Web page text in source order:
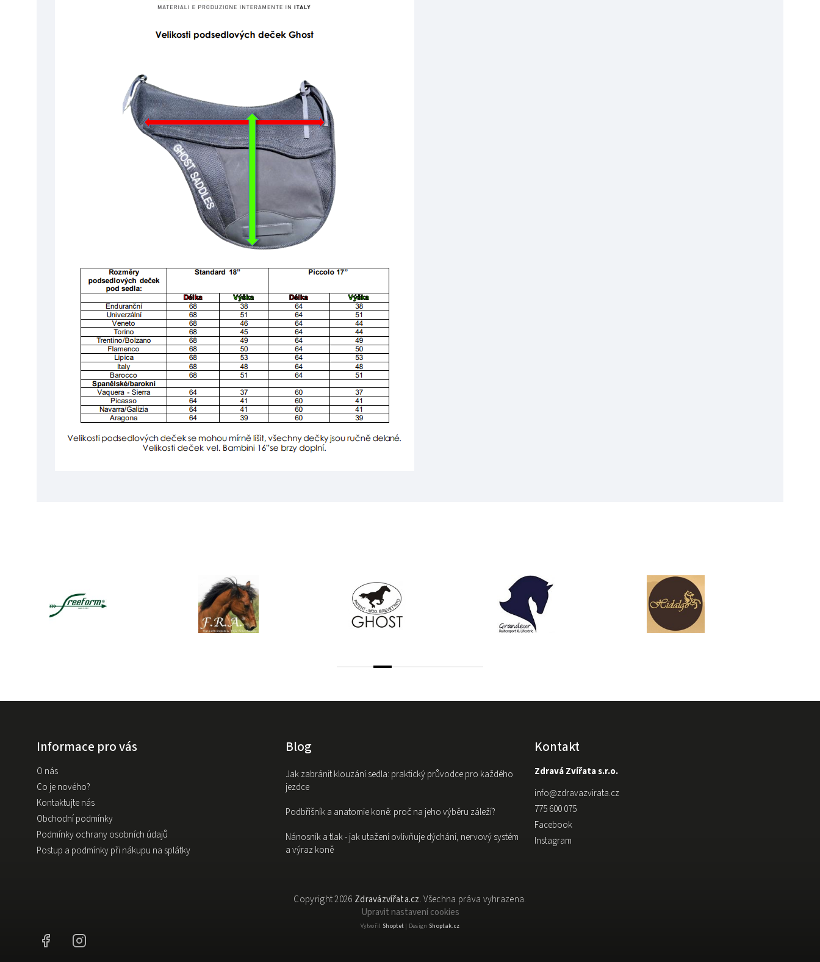
Informace pro vás
O nás
Co je nového?
Kontaktujte nás
Obchodní podmínky
Podmínky ochrany osobních údajů
Postup a podmínky při nákupu na splátky
Blog
Jak zabránit klouzání sedla: praktický průvodce pro každého
jezdce
Podbřišník a anatomie koně: proč na jeho výběru záleží?
Nánosník a tlak - jak utažení ovlivňuje dýchání, nervový systém
a výraz koně
Kontakt
Zdravá Zvířata s.r.o.
info@zdravazvirata.cz
775 600 075
Facebook
Instagram
Copyright 2026 Zdravázvířata.cz. Všechna práva vyhrazena.
Upravit nastavení cookies
Vytvořil Shoptet| Design Shoptak.cz
Facebook